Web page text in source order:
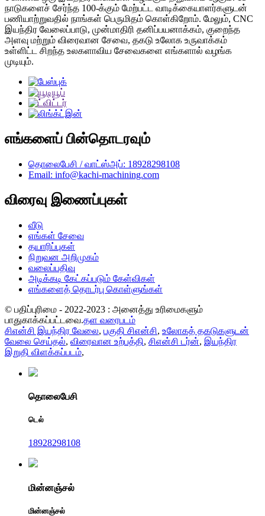
நாடுகளைச் சேர்ந்த 100-க்கும் மேற்பட்ட வாடிக்கையாளர்களுடன்
பணியாற்றுவதில் நாங்கள் பெருமிதம் கொள்கிறோம். மேலும், CNC
இயந்திர வேலைப்பாடு, முன்மாதிரி தனிப்பயனாக்கம், குறைந்த
அளவு மற்றும் விரைவான சேவை, தகடு உலோக உருவாக்கம்
உள்ளிட்ட சிறந்த உலகளாவிய சேவைகளை எங்களால் வழங்க
முடியும்.
எங்களைப் பின்தொடரவும்
தொலைபேசி / வாட்ஸ்அப்: 18928298108
Email: info@kachi-machining.com
விரைவு இணைப்புகள்
வீடு
எங்கள் சேவை
தயாரிப்புகள்
நிறுவன அறிமுகம்
வலைப்பதிவு
அடிக்கடி கேட்கப்படும் கேள்விகள்
எங்களைத் தொடர்பு கொள்ளுங்கள்
© பதிப்புரிமை - 2022-2023 : அனைத்து உரிமைகளும்
பாதுகாக்கப்பட்டவை.தள வரைபடம்
சிஎன்சி இயந்திர வேலை, பகுதி சிஎன்சி, உலோகத் தகடுகளுடன்
வேலை செய்தல், விரைவான உற்பத்தி, சிஎன்சி டர்ன், இயந்திர
இறுதி விளக்கப்படம்,
தொலைபேசி
டெல்
18928298108
மின்னஞ்சல்
மின்னஞ்சல்